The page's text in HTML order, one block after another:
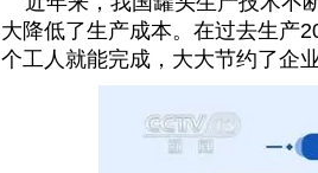
大降低了生产成本。在过去生产
个工人就能完成，大大节约了企